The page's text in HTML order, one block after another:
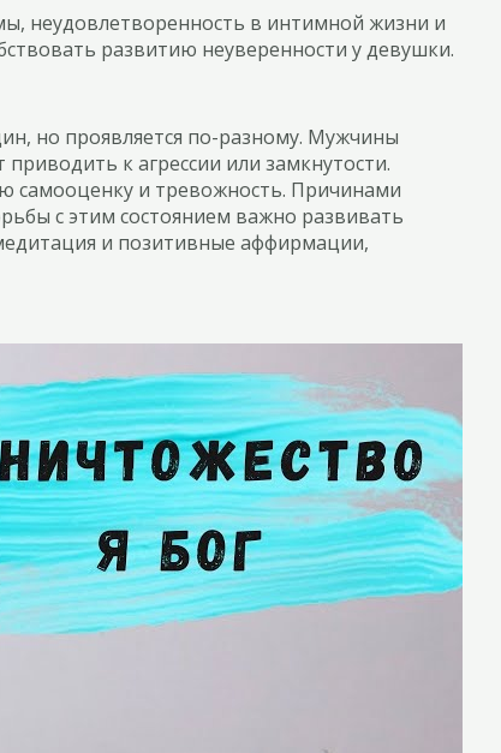
неудовлетворенность в интимной жизни и
развитию неуверенности у девушки.
но проявляется по-разному. Мужчины
к агрессии или замкнутости.
самооценку и тревожность. Причинами
с этим состоянием важно развивать
и позитивные аффирмации,